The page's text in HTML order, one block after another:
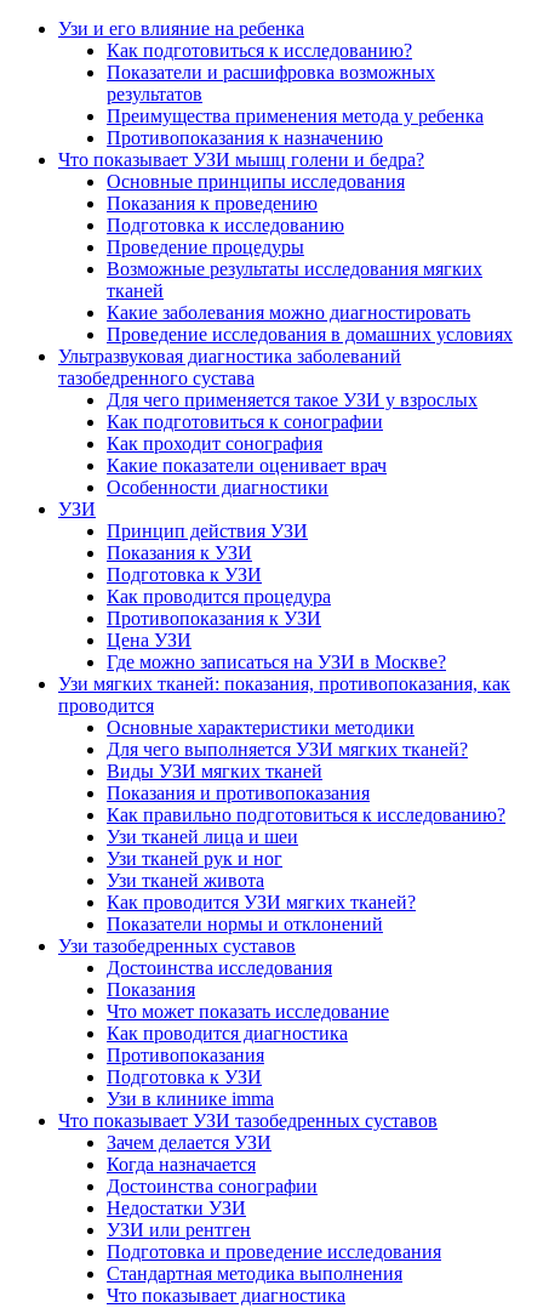
Узи и его влияние на ребенка
Как подготовиться к исследованию?
Показатели и расшифровка возможных
результатов
Преимущества применения метода у ребенка
Противопоказания к назначению
Что показывает УЗИ мышц голени и бедра?
Основные принципы исследования
Показания к проведению
Подготовка к исследованию
Проведение процедуры
Возможные результаты исследования мягких
тканей
Какие заболевания можно диагностировать
Проведение исследования в домашних условиях
Ультразвуковая диагностика заболеваний
тазобедренного сустава
Для чего применяется такое УЗИ у взрослых
Как подготовиться к сонографии
Как проходит сонография
Какие показатели оценивает врач
Особенности диагностики
УЗИ
Принцип действия УЗИ
Показания к УЗИ
Подготовка к УЗИ
Как проводится процедура
Противопоказания к УЗИ
Цена УЗИ
Где можно записаться на УЗИ в Москве?
Узи мягких тканей: показания, противопоказания, как
проводится
Основные характеристики методики
Для чего выполняется УЗИ мягких тканей?
Виды УЗИ мягких тканей
Показания и противопоказания
Как правильно подготовиться к исследованию?
Узи тканей лица и шеи
Узи тканей рук и ног
Узи тканей живота
Как проводится УЗИ мягких тканей?
Показатели нормы и отклонений
Узи тазобедренных суставов
Достоинства исследования
Показания
Что может показать исследование
Как проводится диагностика
Противопоказания
Подготовка к УЗИ
Узи в клинике imma
Что показывает УЗИ тазобедренных суставов
Зачем делается УЗИ
Когда назначается
Достоинства сонографии
Недостатки УЗИ
УЗИ или рентген
Подготовка и проведение исследования
Стандартная методика выполнения
Что показывает диагностика